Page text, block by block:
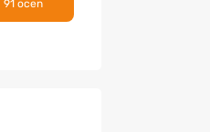
91 ocen